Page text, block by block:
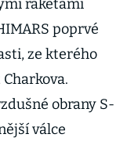
raketami
poprvé
ze kterého
obrany S-
válce